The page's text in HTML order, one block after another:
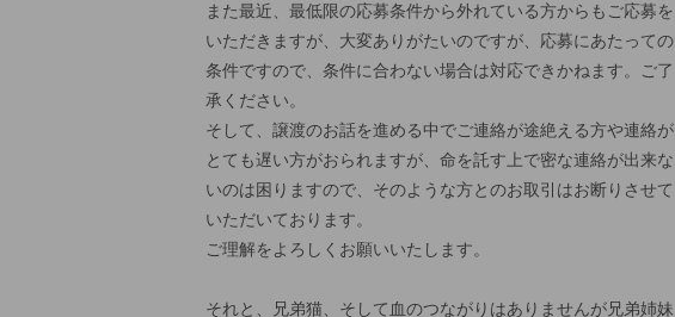
また最近、最低限の応募条件から外れている方からもご応募を
いただきますが、大変ありがたいのですが、応募にあたっての
条件ですので、条件に合わない場合は対応できかねます。ご了
承ください。
そして、譲渡のお話を進める中でご連絡が途絶える方や連絡が
とても遅い方がおられますが、命を託す上で密な連絡が出来な
いのは困りますので、そのような方とのお取引はお断りさせて
いただいております。
ご理解をよろしくお願いいたします。
それと、兄弟猫、そして血のつながりはありませんが兄弟姉妹